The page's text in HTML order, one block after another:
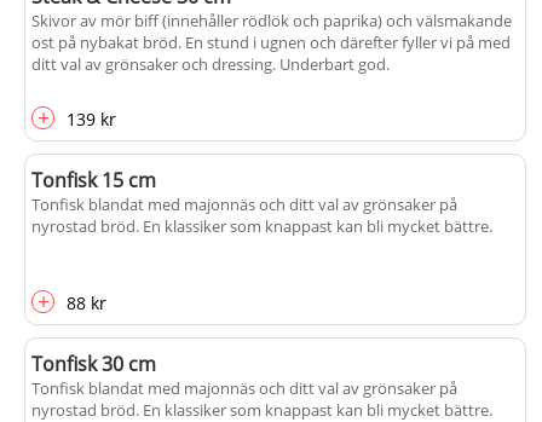
Skivor av mör biff (innehåller rödlök och paprika) och välsmakande
ost på nybakat bröd. En stund i ugnen och därefter fyller vi på med
ditt val av grönsaker och dressing. Underbart god.
+ 139 kr
Tonfisk 15 cm
Tonfisk blandat med majonnäs och ditt val av grönsaker på
nyrostad bröd. En klassiker som knappast kan bli mycket bättre.
+ 88 kr
Tonfisk 30 cm
Tonfisk blandat med majonnäs och ditt val av grönsaker på
nyrostad bröd. En klassiker som knappast kan bli mycket bättre.